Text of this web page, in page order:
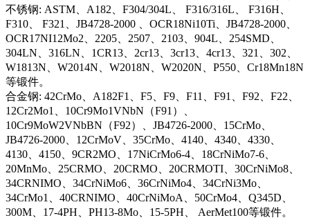
不锈钢: ASTM、A182、F304/304L、 F316/316L、 F316H、
F310、 F321、JB4728-2000 、OCR18Ni10Ti、JB4728-2000、
OCR17NI12Mo2、2205、2507、2103、904L、254SMD、
304LN、316LN、1CR13、2cr13、3cr13、4cr13、321、302、
W1813N、W2014N、W2018N、W2020N、P550、Cr18Mn18N
等锻件。
合金钢: 42CrMo、A182F1、F5、F9、F11、F91、F92、F22、
12Cr2Mo1、10Cr9Mo1VNbN（F91）、
10Cr9MoW2VNbBN（F92）、JB4726-2000、15CrMo、
JB4726-2000、12CrMoV、35CrMo、4140、4340、4330、
4130、4150、9CR2MO、17NiCrMo6-4、18CrNiMo7-6、
20MnMo、25CRMO、20CRMO、20CRMOTI、30CrNiMo8、
34CRNIMO、34CrNiMo6、36CrNiMo4、34CrNi3Mo、
34CrMo1、40CRNIMO、40CrNiMoA、50CrMo4、Q345D、
300M、17-4PH、PH13-8Mo、15-5PH、 AerMet100等锻件。